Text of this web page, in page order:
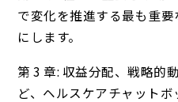
で変化を推進する最も重
にします。
第 3 章: 収益分配、戦略的
ど、ヘルスケアチャット